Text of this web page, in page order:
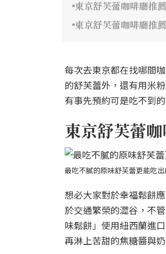
東京舒芙蕾咖啡廳
東京舒芙蕾咖啡廳推
每次去東京都在找哪間
的舒芙蕾外，還有用米
有事先預約可是吃不到的
東京舒芙蕾
最吃不膩的原味舒芙蕾更能吃
想必大家對於幸福鬆餅
於交通繁榮的澀谷，不
味鬆餅」使用紐西蘭進
再淋上苦甜的焦糖醬與